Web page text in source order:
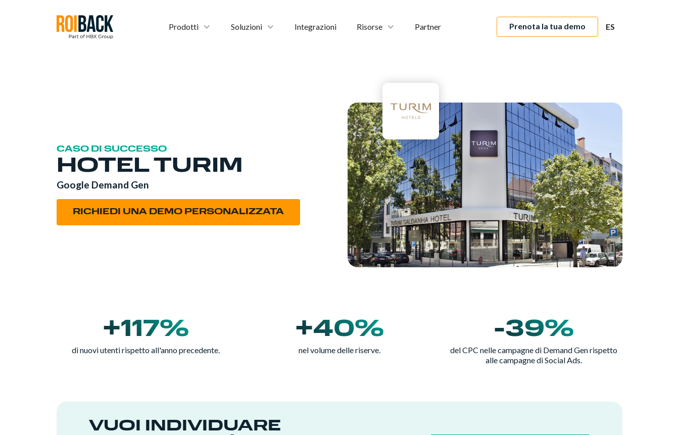
Prodotti Soluzioni Integrazioni Risorse Partner Prenota la tua demo ES
CASO DI SUCCESSO
HOTEL TURIM
Google Demand Gen
RICHIEDI UNA DEMO PERSONALIZZATA
+117%
di nuovi utenti rispetto all'anno precedente.
+40%
nel volume delle riserve.
-39%
del CPC nelle campagne di Demand Gen rispetto
alle campagne di Social Ads.
VUOI INDIVIDUARE